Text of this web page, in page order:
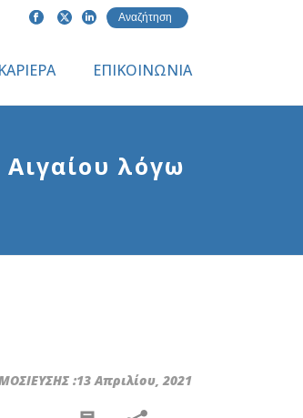
ΚΑΡΙΕΡΑ ΕΠΙΚΟΙΝΩΝΙΑ
λόγω
:13 Απριλίου, 2021